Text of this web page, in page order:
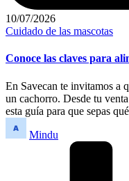
10/07/2026
Publicado
Cuidado de las mascotas
Conoce las claves para
En Savecan te invitamos a
un cachorro. Desde tu
esta guía para que sepas
Publicado
Mindu